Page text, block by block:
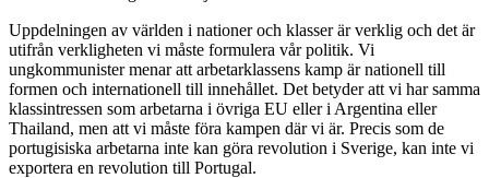
Uppdelningen av världen i nationer och klasser är verklig och det är
utifrån verkligheten vi måste formulera vår politik. Vi
ungkommunister menar att arbetarklassens kamp är nationell till
formen och internationell till innehållet. Det betyder att vi har samma
klassintressen som arbetarna i övriga EU eller i Argentina eller
Thailand, men att vi måste föra kampen där vi är. Precis som de
portugisiska arbetarna inte kan göra revolution i Sverige, kan inte vi
exportera en revolution till Portugal.